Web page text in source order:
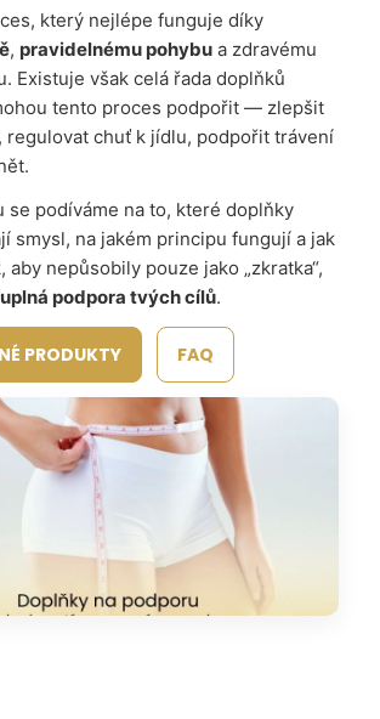
který nejlépe funguje díky
, pravidelnému pohybu a zdravému
Existuje však celá řada doplňků
tento proces podpořit — zlepšit
regulovat chuť k jídlu, podpořit trávení
se podíváme na to, které doplňky
smysl, na jakém principu fungují a jak
aby nepůsobily pouze jako „zkratka“,
podpora tvých cílů.
PRODUKTY FAQ